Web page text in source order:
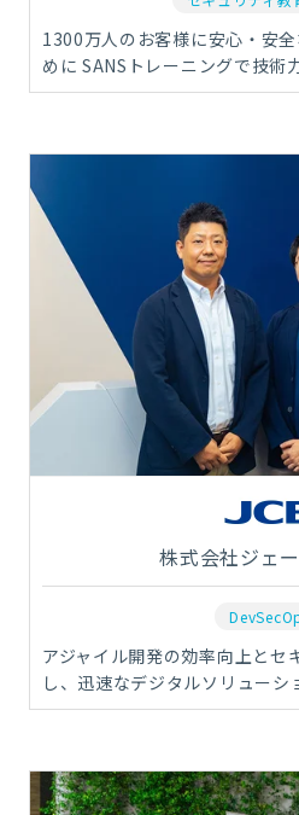
1300万人のお客様に安心・安
めに SANSトレーニングで技術
株式会社ジェ
アジャイル開発の効率向上とセ
し、迅速なデジタルソリューシ